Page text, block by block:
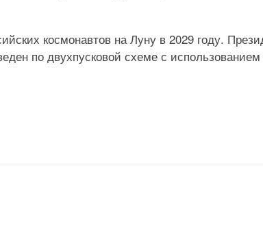
космонавтов на Луну в 2029 году.
по двухпусковой схеме с использованием